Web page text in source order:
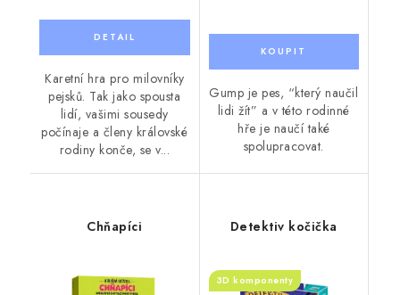
Karetní hra pro milovníky
pejsků. Tak jako spousta
lidí, vašimi sousedy
počínaje a členy královské
rodiny konče, se v...
Gump je pes, “který naučil
lidi žít” a v této rodinné
hře je naučí také
spolupracovat.
Chňapíci Detektiv kočička
3D komponenty